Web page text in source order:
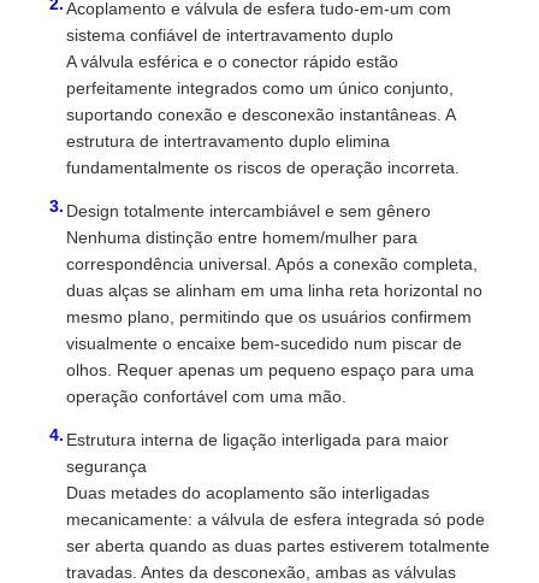
Caminhão-tanque de combustível
recipiente do tanque do iso
Caminhão de limpeza de saneamento
Caminhão Frigorífico
Caminhão de lixo de braço de gancho
Partes especiais de veículos
Triciclo Elétrico de Saneamento
Acoplamento e válvula de esfera tudo-em-um com
sistema confiável de intertravamento duplo
A válvula esférica e o conector rápido estão
perfeitamente integrados como um único conjunto,
suportando conexão e desconexão instantâneas. A
estrutura de intertravamento duplo elimina
fundamentalmente os riscos de operação incorreta.
Design totalmente intercambiável e sem gênero
Nenhuma distinção entre homem/mulher para
correspondência universal. Após a conexão completa,
duas alças se alinham em uma linha reta horizontal no
mesmo plano, permitindo que os usuários confirmem
visualmente o encaixe bem-sucedido num piscar de
olhos. Requer apenas um pequeno espaço para uma
operação confortável com uma mão.
Estrutura interna de ligação interligada para maior
segurança
Duas metades do acoplamento são interligadas
mecanicamente: a válvula de esfera integrada só pode
ser aberta quando as duas partes estiverem totalmente
travadas. Antes da desconexão, ambas as válvulas